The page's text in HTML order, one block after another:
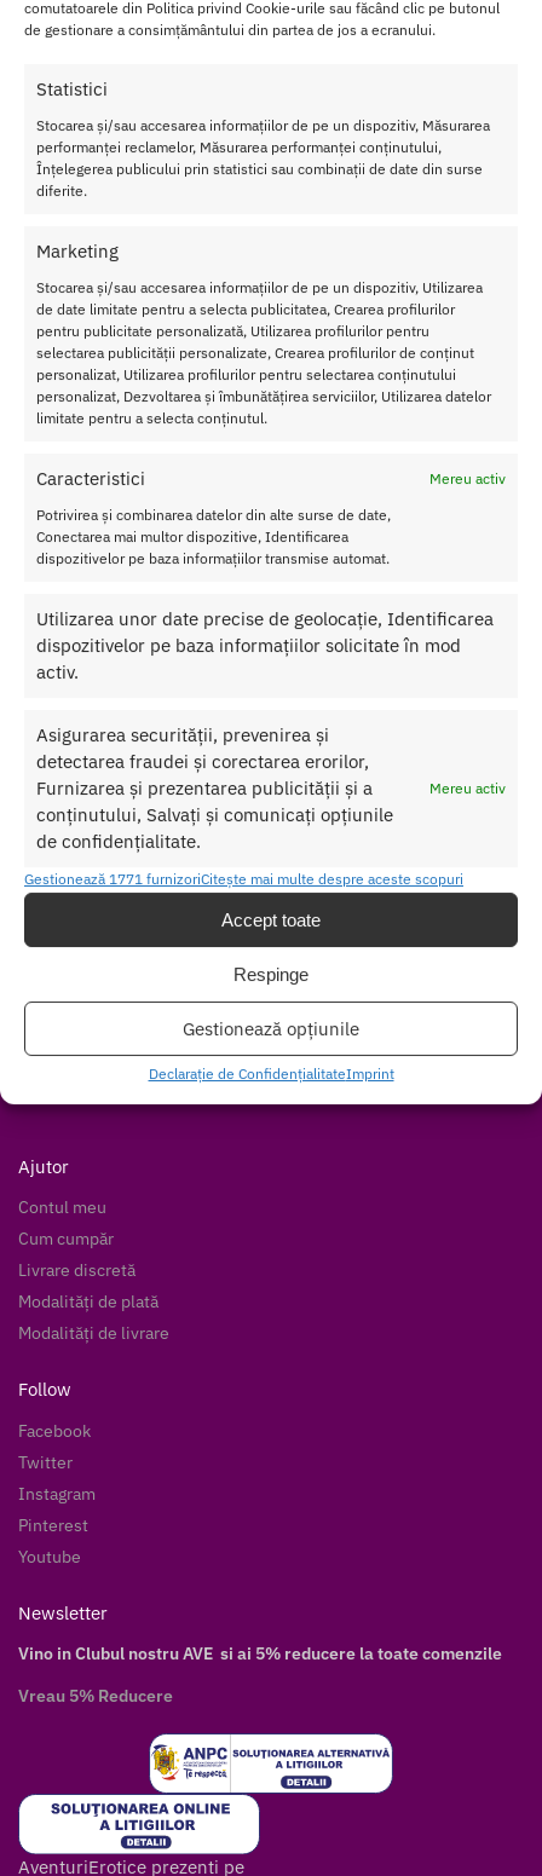
comutatoarele din Politica privind Cookie-urile sau făcând clic pe butonul
de gestionare a consimțământului din partea de jos a ecranului.
Statistici
Stocarea și/sau accesarea informațiilor de pe un dispozitiv, Măsurarea
performanței reclamelor, Măsurarea performanței conținutului,
Înțelegerea publicului prin statistici sau combinații de date din surse
diferite.
Marketing
Stocarea și/sau accesarea informațiilor de pe un dispozitiv, Utilizarea
de date limitate pentru a selecta publicitatea, Crearea profilurilor
pentru publicitate personalizată, Utilizarea profilurilor pentru
selectarea publicității personalizate, Crearea profilurilor de conținut
personalizat, Utilizarea profilurilor pentru selectarea conținutului
personalizat, Dezvoltarea și îmbunătățirea serviciilor, Utilizarea datelor
limitate pentru a selecta conținutul.
Caracteristici
Mereu activ
Potrivirea și combinarea datelor din alte surse de date,
Conectarea mai multor dispozitive, Identificarea
dispozitivelor pe baza informațiilor transmise automat.
Utilizarea unor date precise de geolocație, Identificarea
dispozitivelor pe baza informațiilor solicitate în mod
activ.
Asigurarea securității, prevenirea și
detectarea fraudei și corectarea erorilor,
Furnizarea și prezentarea publicității și a
conținutului, Salvați și comunicați opțiunile
de confidențialitate.
Mereu activ
Gestionează 1771 furnizoriCitește mai multe despre aceste scopuri
Accept toate
Respinge
Gestionează opțiunile
Declarație de ConfidențialitateImprint
Adaugă în coș
Strap On Femei Jessica 2 Debra
89.00lei
Adaugă în coș
Afișez toate cele 5 rezultate
Transport Gratuit
Pentru toate comenziile de peste 250 lei
Retur Gratis in 21 zile
Toate comenzile pot fi returnate in 14 zile conform termenilor.
Sex Shop Romania
Comanda online de oriunde ai fi si primesti comanda a 2-a zi.
Discretie Maxima
Toate produsele sunt livrate prompt si discret in toata tara
Confidentialitatea datelor
Termeni si Conditii
Protectia Consumatorului
Ajutor
Contul meu
Cum cumpăr
Livrare discretă
Modalități de plată
Modalități de livrare
Follow
Facebook
Twitter
Instagram
Pinterest
Youtube
Newsletter
Vino in Clubul nostru AVE si ai 5% reducere la toate comenzile
Vreau 5% Reducere
AventuriErotice prezenti pe